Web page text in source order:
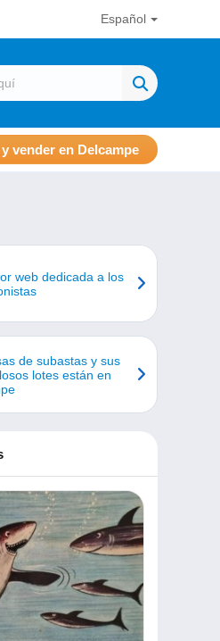
Español
vender en Delcampe
web dedicada a los
de subastas y sus
lotes están en